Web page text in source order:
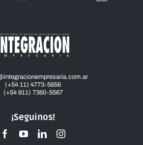
¡Seguinos!
(+54 11) 4773-5656
(+54 911) 7360-5567